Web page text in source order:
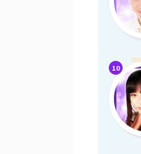
10